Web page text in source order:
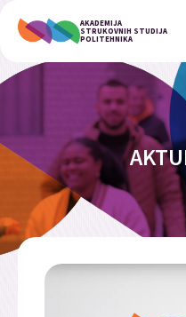
AKADEMIJA
STRUKOVNIH STUDIJA
POLITEHNIKA